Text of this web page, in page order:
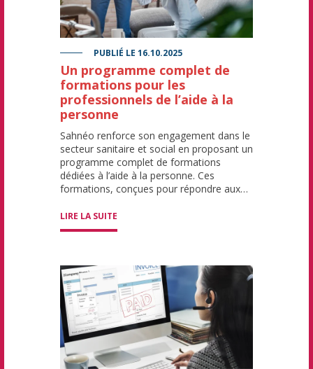
Professional caregiver taking care of elderly woman at
PUBLIÉ LE 16.10.2025
Un programme complet de
formations pour les
professionnels de l’aide à la
personne
Sahnéo renforce son engagement dans le
secteur sanitaire et social en proposant un
programme complet de formations
dédiées à l’aide à la personne. Ces
formations, conçues pour répondre aux…
LIRE LA SUITE